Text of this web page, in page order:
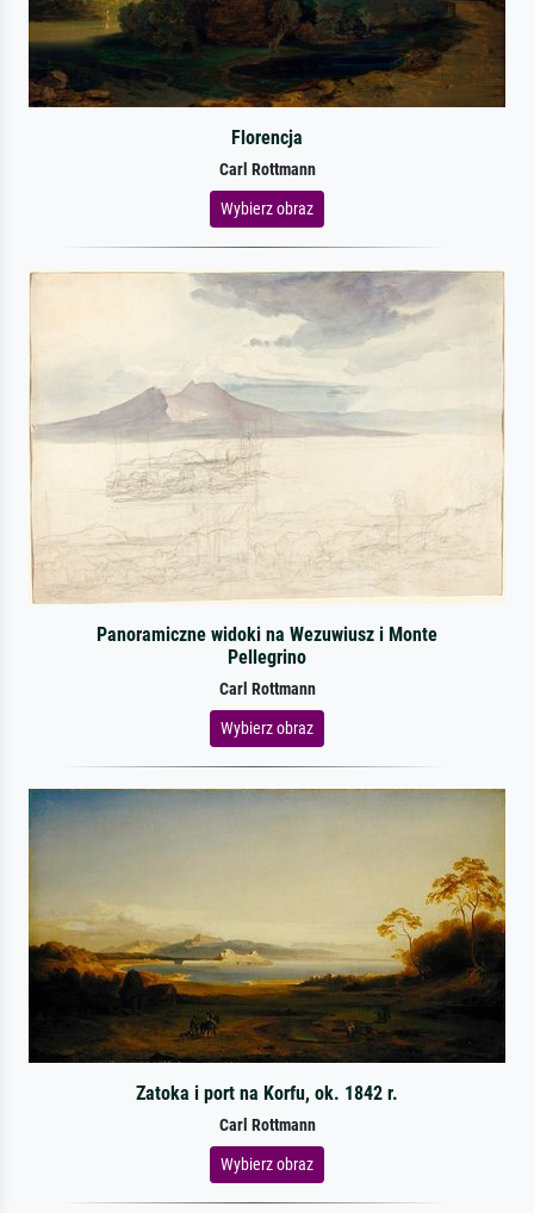
Florencja
Carl Rottmann
Wybierz obraz
Panoramiczne widoki na Wezuwiusz i Monte
Pellegrino
Carl Rottmann
Wybierz obraz
Zatoka i port na Korfu, ok. 1842 r.
Carl Rottmann
Wybierz obraz